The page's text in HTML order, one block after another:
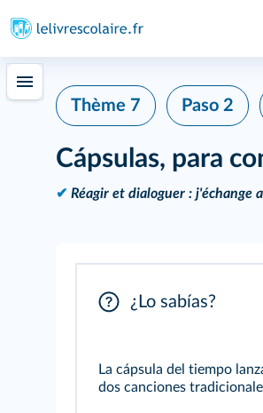
Thème 7 Paso 2
Cápsulas, para
✔ Réagir et dialoguer : j'échange
¿Lo sabías?
La cápsula del tiempo
dos canciones